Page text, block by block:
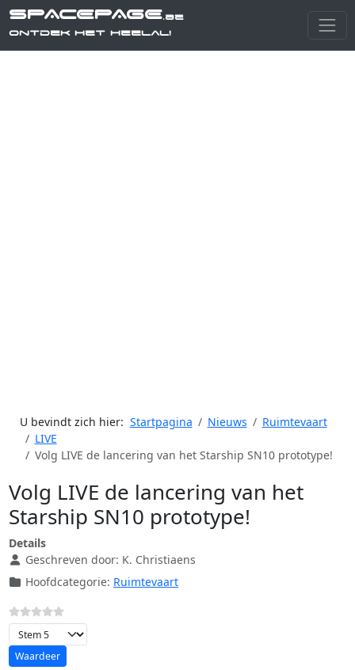
SPACEPAGE.be
Ontdek het heelal!
U bevindt zich hier: Startpagina Nieuws
Ruimtevaart
LIVE
Volg LIVE de lancering van het Starship SN10 prototype!
Volg LIVE de lancering van het
Starship SN10 prototype!
Details
Geschreven door: K. Christiaens
Hoofdcategorie: Ruimtevaart
Voeg waardering toe